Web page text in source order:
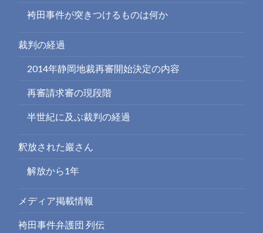
袴田事件が突きつけるものは何か
裁判の経過
2014年静岡地裁再審開始決定の内容
再審請求審の現段階
半世紀に及ぶ裁判の経過
釈放された巖さん
解放から1年
メディア掲載情報
袴田事件弁護団 列伝